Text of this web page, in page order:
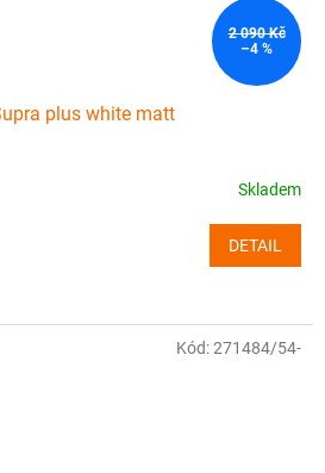
2 090 Kč
–4 %
plus white matt
Skladem
DETAIL
Kód:271484/54-